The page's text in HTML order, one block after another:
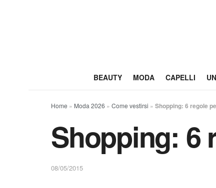
BEAUTY MODA CAPELLI
Home » Moda 2026 » Come vestirsi » Shopping: 6 regole
Shopping: 6
08/05/2015